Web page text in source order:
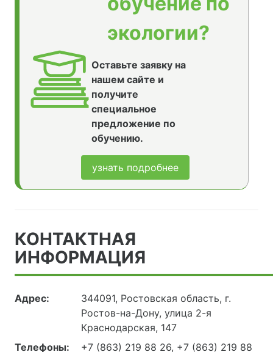
экологии?
Оставьте заявку на
нашем сайте и
получите
специальное
предложение по
обучению.
узнать подробнее
КОНТАКТНАЯ
ИНФОРМАЦИЯ
Адрес:
344091, Ростовская область, г.
Ростов-на-Дону, улица 2-я
Краснодарская, 147
Телефоны:
+7 (863) 219 88 26, +7 (863) 219 88